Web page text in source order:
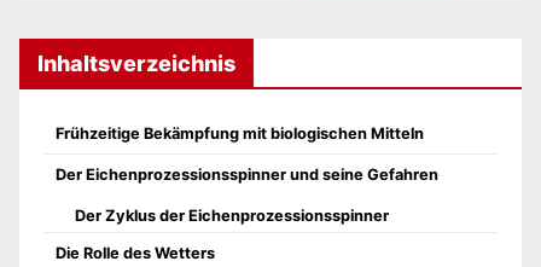
Inhaltsverzeichnis
Frühzeitige Bekämpfung mit biologischen Mitteln
Der Eichenprozessionsspinner und seine Gefahren
Der Zyklus der Eichenprozessionsspinner
Die Rolle des Wetters